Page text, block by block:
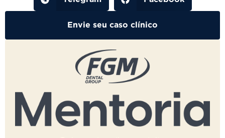
Envie seu caso clínico